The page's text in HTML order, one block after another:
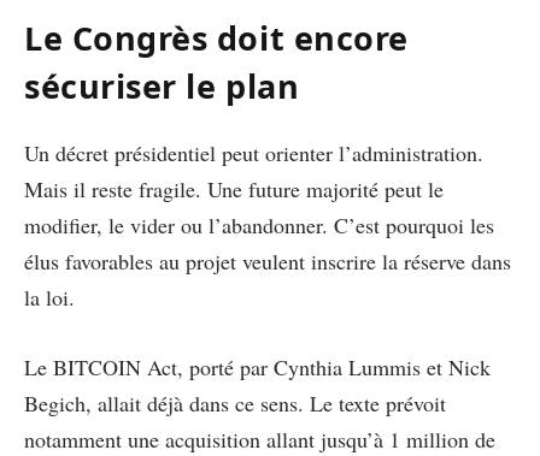
Le Congrès doit encore
sécuriser le plan
Un décret présidentiel peut orienter l’administration.
Mais il reste fragile. Une future majorité peut le
modifier, le vider ou l’abandonner. C’est pourquoi les
élus favorables au projet veulent inscrire la réserve dans
la loi.
Le BITCOIN Act, porté par Cynthia Lummis et Nick
Begich, allait déjà dans ce sens. Le texte prévoit
notamment une acquisition allant jusqu’à 1 million de